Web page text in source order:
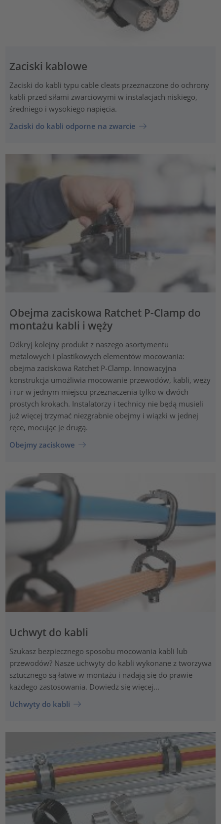
Zaciski kablowe
Zaciski do kabli typu cable cleats przeznaczone do ochrony
kabli przed siłami zwarciowymi w instalacjach niskiego,
średniego i wysokiego napięcia.
Zaciski do kabli odporne na zwarcie
Obejma zaciskowa Ratchet P-Clamp do
montażu kabli i węży
Odkryj kolejny produkt z naszego asortymentu
metalowych i plastikowych elementów mocowania:
obejma zaciskowa Ratchet P-Clamp. Innowacyjna
konstrukcja umożliwia mocowanie przewodów, kabli, węży
i rur w jednym miejscu przeznaczenia tylko w dwóch
prostych krokach. Instalatorzy i technicy nie będą musieli
już więcej trzymać niezgrabnie obejmy i wiązki w jednej
ręce, mocując je drugą.
Obejmy zaciskowe
Uchwyt do kabli
Szukasz bezpiecznego sposobu mocowania kabli lub
przewodów? Nasze uchwyty do kabli wykonane z tworzywa
sztucznego są łatwe w montażu i nadają się do prawie
każdego zastosowania. Dowiedz się więcej...
Uchwyty do kabli